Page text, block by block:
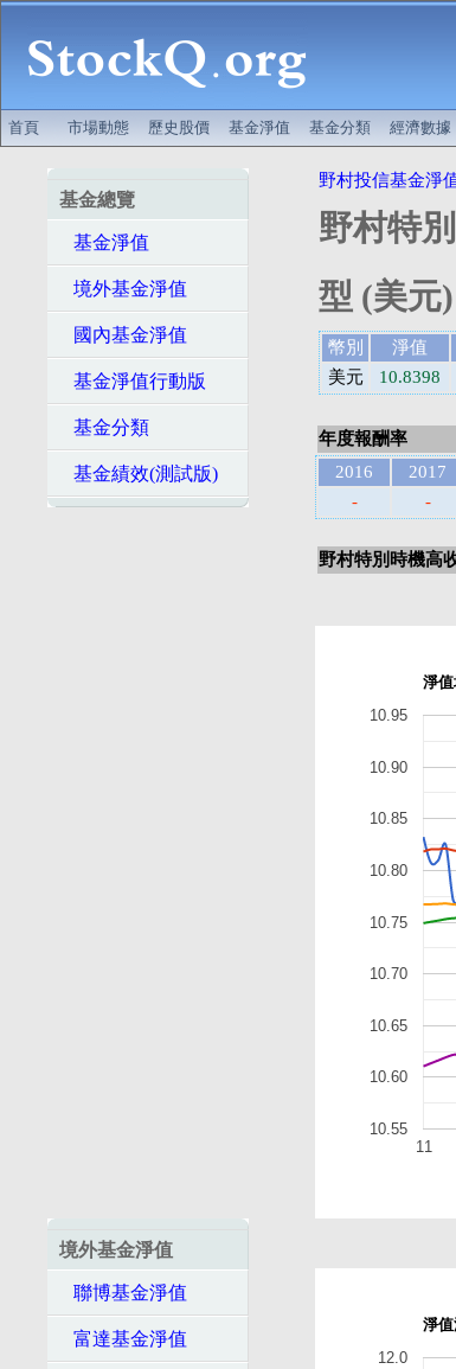
首頁 市場動態 歷史股價 基金淨值 基金分類 經濟數據
基金總覽
基金淨值
境外基金淨值
國內基金淨值
基金淨值行動版
基金分類
基金績效(測試版)
境外基金淨值
聯博基金淨值
富達基金淨值
野村投信基金淨
野村特
型 (美元)
幣別 淨值
美元
10.8398
年度報酬率
2016
2017
-
-
野村特別時機高
淨值
11
10.55
10.60
10.65
10.70
10.75
10.80
10.85
10.90
10.95
淨值
12.0